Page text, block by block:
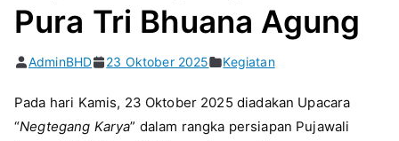
Pura Tri Bhuana Agung
AdminBHD 23 Oktober 2025 Kegiatan
Pada hari Kamis, 23 Oktober 2025 diadakan Upacara
“Negtegang Karya” dalam rangka persiapan Pujawali